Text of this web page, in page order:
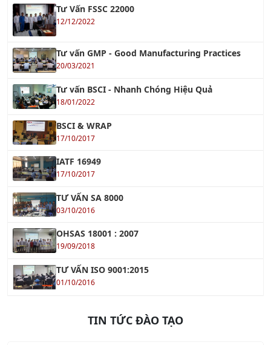
Khóa học Quản lý Dự Án Xây Dựng